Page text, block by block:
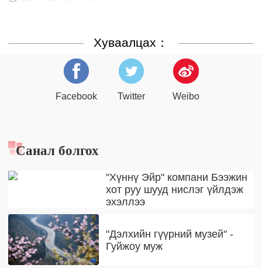
Хуваалцах：
Facebook Twitter Weibo
Санал болгох
"Хүннү Эйр" компани Бээжин
хот руу шууд нислэг үйлдэж
эхэллээ
"Дэлхийн гүүрний музей" -
Гуйжоу муж